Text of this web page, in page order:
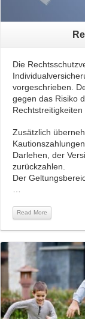
Die
vorgeschrieben.
gegen das Risiko
Rechtstreitigkeiten
Zusätzlich
Darlehen, der
zurückzahlen.
Der
…
Read More